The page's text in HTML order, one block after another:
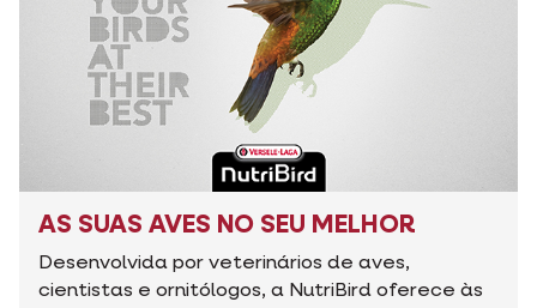
AS SUAS AVES NO SEU MELHOR
Desenvolvida por veterinários de aves,
cientistas e ornitólogos, a NutriBird oferece às